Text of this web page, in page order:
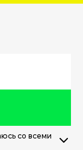
со всеми